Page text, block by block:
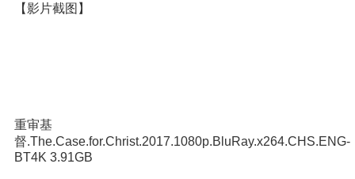
【影片截图】
重审基
督.The.Case.for.Christ.2017.1080p.BluRay.x264.CHS.ENG-
BT4K 3.91GB